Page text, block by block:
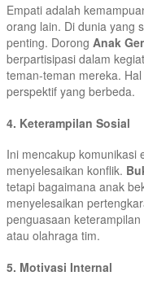
Empati adalah
orang lain. Di dunia yang
penting. Dorong Anak
berpartisipasi dalam
teman-teman mereka.
perspektif yang berbeda.
4. Keterampilan Sosial
Ini mencakup komunikasi
menyelesaikan konflik.
tetapi bagaimana anak
menyelesaikan
penguasaan
atau olahraga tim.
5. Motivasi Internal